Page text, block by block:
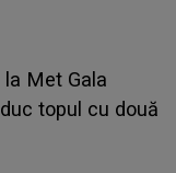
Met Gala
topul cu două